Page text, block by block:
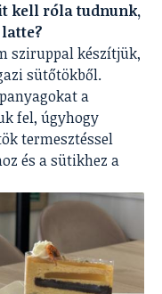
kell róla tudnunk,
sziruppal készítjük,
sütőtökből.
a
fel, úgyhogy
termesztéssel
és a sütikhez a